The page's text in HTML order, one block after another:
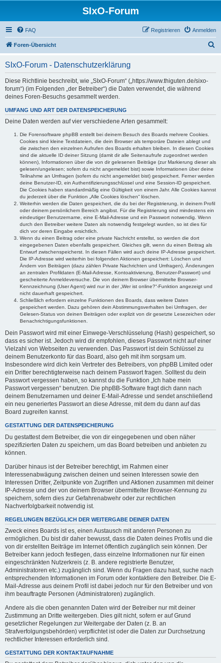
SIxO-Forum
FAQ Anmelden
Registrieren
Foren-Übersicht
SIxO-Forum - Datenschutzerklärung
Diese Richtlinie beschreibt, wie „SIxO-Forum“ („https://www.thiguten.de/sixo-
forum“) (im Folgenden „der Betreiber“) die Daten verwendet, die während
deines Foren-Besuchs gesammelt werden.
UMFANG UND ART DER DATENSPEICHERUNG
Deine Daten werden auf vier verschiedene Arten gesammelt:
Die Forensoftware phpBB erstellt bei deinem Besuch des Boards mehrere Cookies.
Cookies sind kleine Textdateien, die dein Browser als temporäre Dateien ablegt und
die zwischen den einzelnen Aufrufen des Boards erhalten bleiben. In diesen Cookies
sind die aktuelle ID deiner Sitzung (damit dir alle Seitenaufrufe zugeordnet werden
können), Informationen über die von dir gelesenen Beiträge (zur Markierung dieser als
gelesen/ungelesen; sofern du nicht angemeldet bist) sowie Informationen über deine
Teilnahme an Umfragen (sofern du nicht angemeldet bist) gespeichert. Ferner werden
deine Benutzer-ID, ein Authentifizierungsschlüssel und eine Session-ID gespeichert.
Die Cookies haben standardmäßig eine Gültigkeit von einem Jahr. Alle Cookies kannst
du jederzeit über die Funktion „Alle Cookies löschen“ löschen.
Weiterhin werden die Daten gespeichert, die du bei der Registrierung, in deinem Profil
oder deinem persönlichem Bereich angibst. Für die Registrierung sind mindestens ein
eindeutiger Benutzername, eine E-Mail-Adresse und ein Passwort notwendig. Wenn
durch den Betreiber weitere Daten als notwendig festgelegt wurden, so ist dies für
dich vor deren Eingabe ersichtlich.
Wenn du einen Beitrag oder eine private Nachricht erstellst, so werden die dort
eingegebenen Daten ebenfalls gespeichert. Gleiches gilt, wenn du einen Beitrag als
Entwurf zwischenspeicherst. In diesen Fällen wird auch deine IP-Adresse gespeichert.
Die IP-Adresse wird weiterhin bei folgenden Aktionen gespeichert: Löschen und
Ändern von Beiträgen (dazu zählen Private Nachrichten und Umfragen), Änderungen
an zentralen Profildaten (E-Mail-Adresse, Kontoaktivierung, Benutzer-Passwort) und
gescheiterte Anmeldeversuche. Die von deinem Browser übermittelte Browser-
Kennzeichnung (User Agent) wird nur in der „Wer ist online?“-Funktion angezeigt und
nicht dauerhaft gespeichert.
Schließlich erfordern einzelne Funktionen des Boards, dass weitere Daten
gespeichert werden. Dazu gehören dein Abstimmungsverhalten bei Umfragen, der
Gelesen-Status von deinen Beiträgen oder explizit von dir gesetzte Lesezeichen oder
Benachrichtigungsfunktionen.
Dein Passwort wird mit einer Einwege-Verschlüsselung (Hash) gespeichert, so
dass es sicher ist. Jedoch wird dir empfohlen, dieses Passwort nicht auf einer
Vielzahl von Webseiten zu verwenden. Das Passwort ist dein Schlüssel zu
deinem Benutzerkonto für das Board, also geh mit ihm sorgsam um.
Insbesondere wird dich kein Vertreter des Betreibers, von phpBB Limited oder
ein Dritter berechtigterweise nach deinem Passwort fragen. Solltest du dein
Passwort vergessen haben, so kannst du die Funktion „Ich habe mein
Passwort vergessen“ benutzen. Die phpBB-Software fragt dich dann nach
deinem Benutzernamen und deiner E-Mail-Adresse und sendet anschließend
ein neu generiertes Passwort an diese Adresse, mit dem du dann auf das
Board zugreifen kannst.
GESTATTUNG DER DATENSPEICHERUNG
Du gestattest dem Betreiber, die von dir eingegebenen und oben näher
spezifizierten Daten zu speichern, um das Board betreiben und anbieten zu
können.
Darüber hinaus ist der Betreiber berechtigt, im Rahmen einer
Interessenabwägung zwischen deinen und seinen Interessen sowie den
Interessen Dritter, Zeitpunkte von Zugriffen und Aktionen zusammen mit deiner
IP-Adresse und der von deinem Browser übermittelter Browser-Kennung zu
speichern, sofern dies zur Gefahrenabwehr oder zur rechtlichen
Nachverfolgbarkeit notwendig ist.
REGELUNGEN BEZÜGLICH DER WEITERGABE DEINER DATEN
Zweck eines Boards ist es, einen Austausch mit anderen Personen zu
ermöglichen. Du bist dir daher bewusst, dass die Daten deines Profils und die
von dir erstellten Beiträge im Internet öffentlich zugänglich sein können. Der
Betreiber kann jedoch festlegen, dass einzelne Informationen nur für einen
eingeschränkten Nutzerkreis (z. B. andere registrierte Benutzer,
Administratoren etc.) zugänglich sind. Wenn du Fragen dazu hast, suche nach
entsprechenden Informationen im Forum oder kontaktiere den Betreiber. Die E-
Mail-Adresse aus deinem Profil ist dabei jedoch nur für den Betreiber und von
ihm beauftragte Personen (Administratoren) zugänglich.
Andere als die oben genannten Daten wird der Betreiber nur mit deiner
Zustimmung an Dritte weitergeben. Dies gilt nicht, sofern er auf Grund
gesetzlicher Regelungen zur Weitergabe der Daten (z. B. an
Strafverfolgungsbehörden) verpflichtet ist oder die Daten zur Durchsetzung
rechtlicher Interessen erforderlich sind.
GESTATTUNG DER KONTAKTAUFNAHME